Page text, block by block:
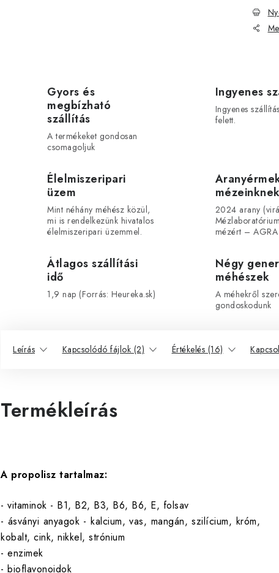
Gyors és
megbízható
szállítás
A termékeket gondosan
csomagoljuk
Ingyenes
Ingyenes
felett.
Élelmiszeripari
üzem
Mint néhány méhész közül,
mi is rendelkezünk hivatalos
élelmiszeripari üzemmel.
mézeinknek
2024 arany
mézért –
Átlagos szállítási
idő
1,9 nap (Forrás: Heureka.sk)
Négy
méhészek
A méhekről
gondoskodunk
Leírás Kapcsolódó fájlok (2) Értékelés (16)
Termékleírás
A propolisz tartalmaz:
- vitaminok - B1, B2, B3, B6, B6, E, folsav
- ásványi anyagok - kalcium, vas, mangán, szilícium, króm,
kobalt, cink, nikkel, strónium
- enzimek
- bioflavonoidok